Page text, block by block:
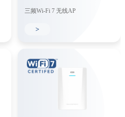
三频Wi-Fi 7 无线AP
>